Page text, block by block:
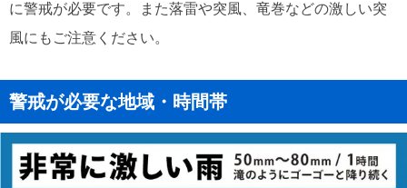
に警戒が必要です。また落雷や突風、竜巻などの激しい突
風にもご注意ください。
警戒が必要な地域・時間帯